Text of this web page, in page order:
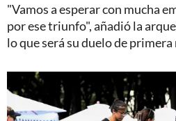
"Vamos a esperar con mucha
por ese triunfo", añadió la
lo que será su duelo de